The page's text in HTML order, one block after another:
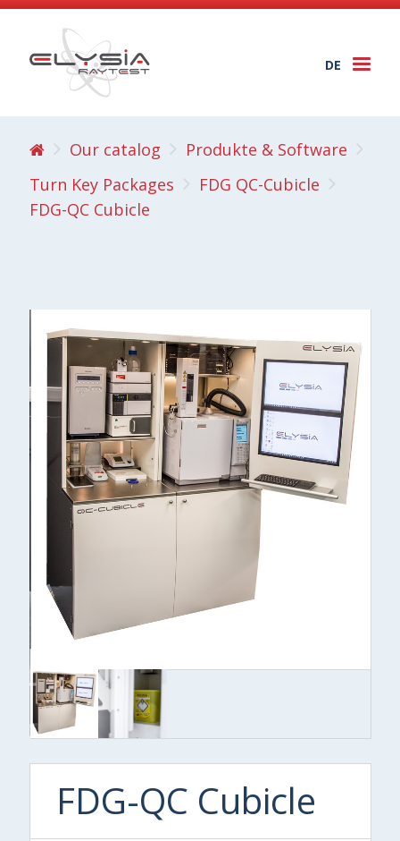
DE
Our catalog
Produkte & Software
Turn Key Packages
FDG QC-Cubicle
FDG-QC Cubicle
FDG-QC Cubicle